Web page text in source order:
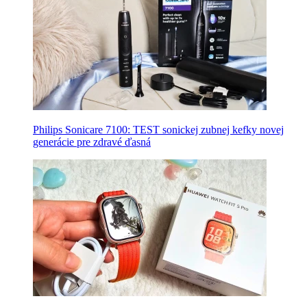
Philips Sonicare 7100: TEST sonickej zubnej kefky novej
generácie pre zdravé ďasná